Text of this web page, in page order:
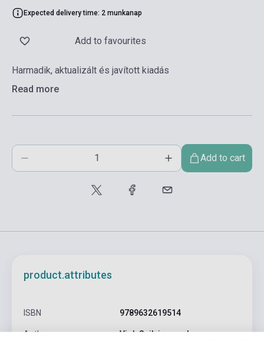
Expected delivery time: 2 munkanap
Add to favourites
Harmadik, aktualizált és javított kiadás
Read more
Add to cart
product.attributes
ISBN 9789632619514
Author Vigh Szilvia. szerk.